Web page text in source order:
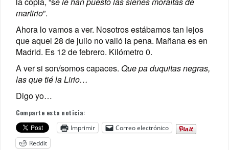
martirio”.
Ahora lo vamos a ver. Nosotros estábamos tan lejos
que aquel 28 de julio no valió la pena. Mañana es en
Madrid. Es 12 de febrero. Kilómetro 0.
A ver si son/somos capaces. Que pa duquitas negras,
las que tié la Lirio…
Digo yo…
Comparte esta noticia:
Imprimir
Correo electrónico
Reddit